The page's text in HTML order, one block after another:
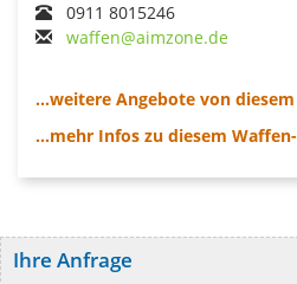
0911 8015246
waffen@aimzone.de
...weitere Angebote von
...mehr Infos zu diesem
Ihre Anfrage